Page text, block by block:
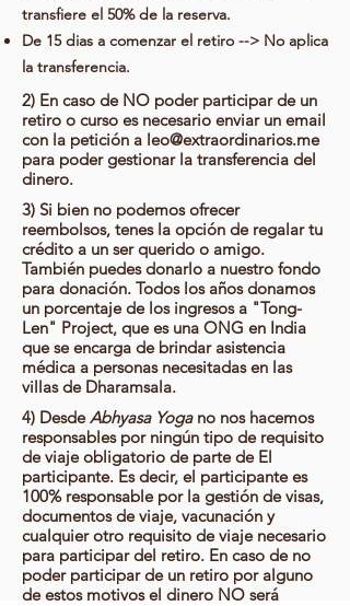
transfiere el 50% de la reserva.
De 15 dias a comenzar el retiro --> No aplica
la transferencia.
2) En caso de NO poder participar de un
retiro o curso es necesario enviar un email
con la petición a leo@extraordinarios.me
para poder gestionar la transferencia del
dinero.
3) Si bien no podemos ofrecer
reembolsos, tenes la opción de regalar tu
crédito a un ser querido o amigo.
También puedes donarlo a nuestro fondo
para donación. Todos los años donamos
un porcentaje de los ingresos a "Tong-
Len" Project, que es una ONG en India
que se encarga de brindar asistencia
médica a personas necesitadas en las
villas de Dharamsala.
4) DesdeAbhyasa Yogano nos hacemos
responsables por ningún tipo de requisito
de viaje obligatorio de parte de El
participante. Es decir, el participante es
100% responsable por la gestión de visas,
documentos de viaje, vacunación y
cualquier otro requisito de viaje necesario
para participar del retiro. En caso de no
poder participar de un retiro por alguno
de estos motivos el dinero NO será